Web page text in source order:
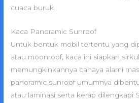
cuaca buruk.
Kaca Panoramic Sunroof
Untuk bentuk mobil tertentu yang
atau moonroof, kaca ini siapkan
memungkinkannya cahaya alami
panoramic sunroof umumnya
atau laminasi serta kerap dilengkapi